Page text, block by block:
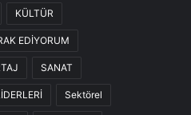
KÜLTÜR
EDİYORUM
SANAT
Sektörel